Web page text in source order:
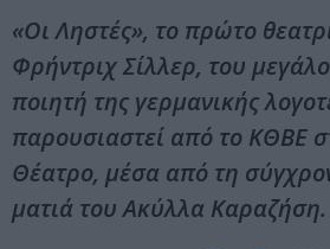
«Οι Ληστές», το πρώτο
Φρήντριχ Σίλλερ, του
ποιητή της γερμανικής
παρουσιαστεί από το ΚΘΒΕ
Θέατρο, μέσα από τη
ματιά του Ακύλλα Καραζήση.